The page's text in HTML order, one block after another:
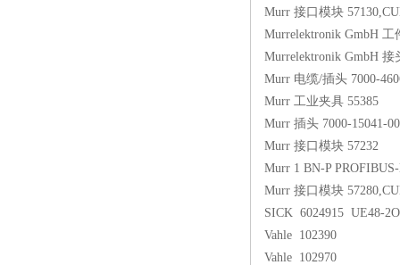
Murr 接口模块
Murrelektronik GmbH 工
Murrelektronik GmbH 接
Murr 电缆/插头 7000-
Murr 工业夹具 55385
Murr 插头 7000-15041-
Murr 接口模块 57232
Murr 1 BN-P
Murr 接口模块
SICK 6024915 UE48-
Vahle 102390
Vahle 102970